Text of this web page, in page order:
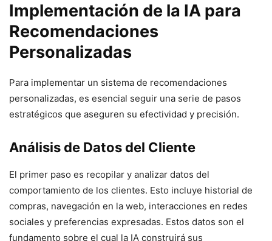
Implementación de la IA para
Recomendaciones
Personalizadas
Para implementar un sistema de recomendaciones
personalizadas, es esencial seguir una serie de pasos
estratégicos que aseguren su efectividad y precisión.
Análisis de Datos del Cliente
El primer paso es recopilar y analizar datos del
comportamiento de los clientes. Esto incluye historial de
compras, navegación en la web, interacciones en redes
sociales y preferencias expresadas. Estos datos son el
fundamento sobre el cual la IA construirá sus